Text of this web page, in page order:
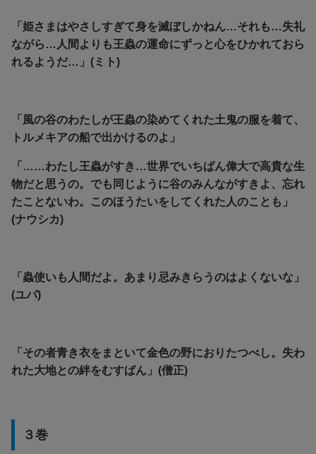
「姫さまはやさしすぎて身を滅ぼしかねん…それも…失礼
ながら…人間よりも王蟲の運命にずっと心をひかれておら
れるようだ…」(ミト)
「風の谷のわたしが王蟲の染めてくれた土鬼の服を着て、
トルメキアの船で出かけるのよ」
「……わたし王蟲がすき…世界でいちばん偉大で高貴な生
物だと思うの。でも同じように谷のみんながすきよ、忘れ
たことないわ。このほうたいをしてくれた人のことも」
(ナウシカ)
「蟲使いも人間だよ。あまり忌みきらうのはよくないな」
(ユパ)
「その者青き衣をまといて金色の野におりたつべし。失わ
れた大地との絆をむすばん」(僧正)
３巻